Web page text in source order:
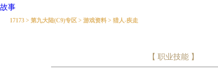
故事
17173 > 第九大陆(C9)专区 > 游戏资料 > 猎人-疾走
【 职业技能 】